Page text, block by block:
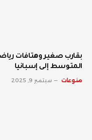
بقارب صغير وهتافات
المتوسط إلى إسبانيا
منوعات سبتمبر 9, 2025